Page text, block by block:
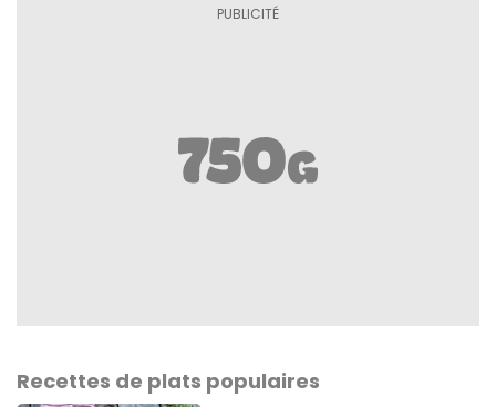
Recettes de plats populaires